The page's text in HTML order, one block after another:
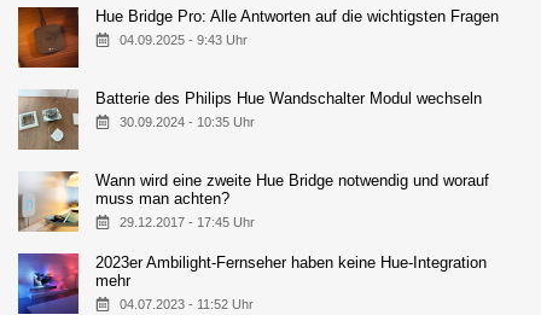
Hue Bridge Pro: Alle Antworten auf die wichtigsten Fragen
04.09.2025 - 9:43 Uhr
Batterie des Philips Hue Wandschalter Modul wechseln
30.09.2024 - 10:35 Uhr
Wann wird eine zweite Hue Bridge notwendig und worauf
muss man achten?
29.12.2017 - 17:45 Uhr
2023er Ambilight-Fernseher haben keine Hue-Integration
mehr
04.07.2023 - 11:52 Uhr